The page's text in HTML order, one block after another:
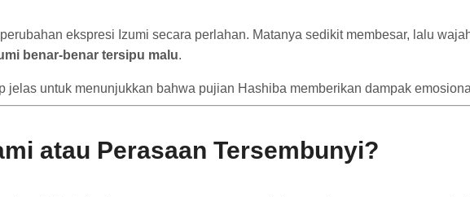
ekspresi Izumi secara perlahan. Matanya sedikit membesar, lalu
benar-benar tersipu malu.
jelas untuk menunjukkan bahwa pujian Hashiba memberikan dampak
atau Perasaan Tersembunyi?